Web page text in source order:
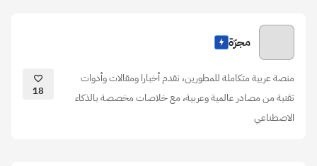
مجرّة
منصة عربية متكاملة للمطورين، تقدم أخبارا ومقالات وأدوات
تقنية من مصادر عالمية وعربية، مع خلاصات مخصصة بالذكاء
الاصطناعي
18